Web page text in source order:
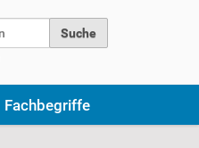
Fachbegriffe